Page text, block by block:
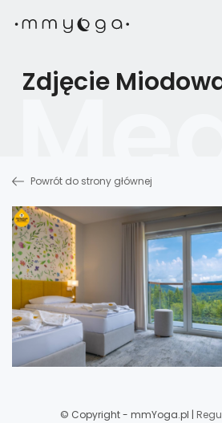
Zdjęcie
Powrót do strony głównej
© Copyright - mmYoga.pl |